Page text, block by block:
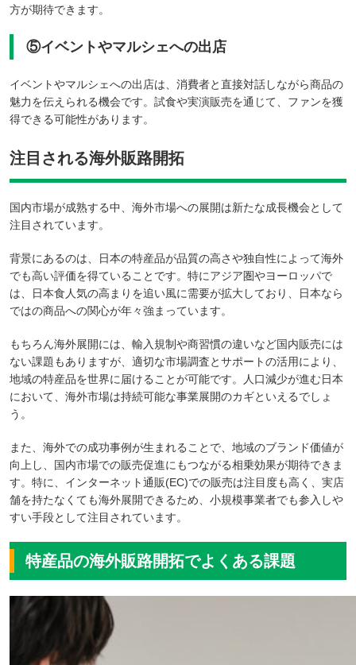
方が期待できます。
⑤イベントやマルシェへの出店
イベントやマルシェへの出店は、消費者と直接対話しながら商品の
魅力を伝えられる機会です。試食や実演販売を通じて、ファンを獲
得できる可能性があります。
注目される海外販路開拓
国内市場が成熟する中、海外市場への展開は新たな成長機会として
注目されています。
背景にあるのは、日本の特産品が品質の高さや独自性によって海外
でも高い評価を得ていることです。特にアジア圏やヨーロッパで
は、日本食人気の高まりを追い風に需要が拡大しており、日本なら
ではの商品への関心が年々強まっています。
もちろん海外展開には、輸入規制や商習慣の違いなど国内販売には
ない課題もありますが、適切な市場調査とサポートの活用により、
地域の特産品を世界に届けることが可能です。人口減少が進む日本
において、海外市場は持続可能な事業展開のカギといえるでしょ
う。
また、海外での成功事例が生まれることで、地域のブランド価値が
向上し、国内市場での販売促進にもつながる相乗効果が期待できま
す。特に、インターネット通販(EC)での販売は注目度も高く、実店
舗を持たなくても海外展開できるため、小規模事業者でも参入しや
すい手段として注目されています。
特産品の海外販路開拓でよくある課題